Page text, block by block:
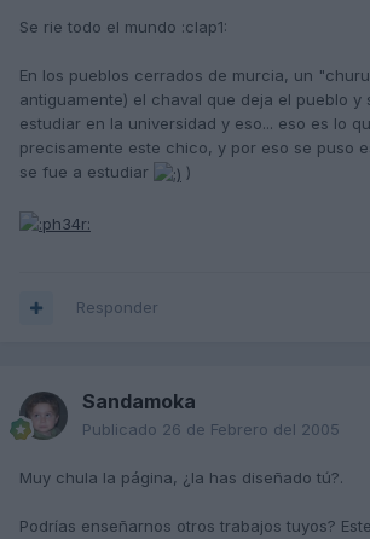
Se rie todo el mundo :clap1:
En los pueblos cerrados de murcia, un
antiguamente) el chaval que deja el pueblo y
estudiar en la universidad y eso... eso es lo
precisamente este chico, y por eso se puso
se fue a estudiar
)
Responder
Sandamoka
Publicado 26 de Febrero del 2005
Muy chula la página, ¿la has diseñado tú?.
Podrías enseñarnos otros trabajos tuyos?